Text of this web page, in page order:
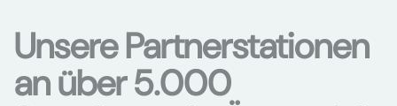
Unsere Partnerstationen
an über 5.000